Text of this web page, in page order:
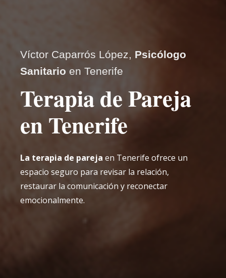
Víctor Caparrós López, Psicólogo
Sanitario en Tenerife
Terapia de Pareja
en Tenerife
La terapia de pareja en Tenerife ofrece un
espacio seguro para revisar la relación,
restaurar la comunicación y reconectar
emocionalmente.